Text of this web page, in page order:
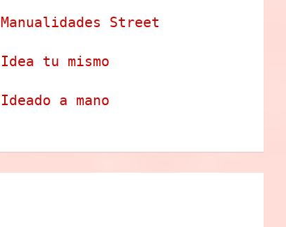
Manualidades Street
Idea tu mismo
Ideado a mano